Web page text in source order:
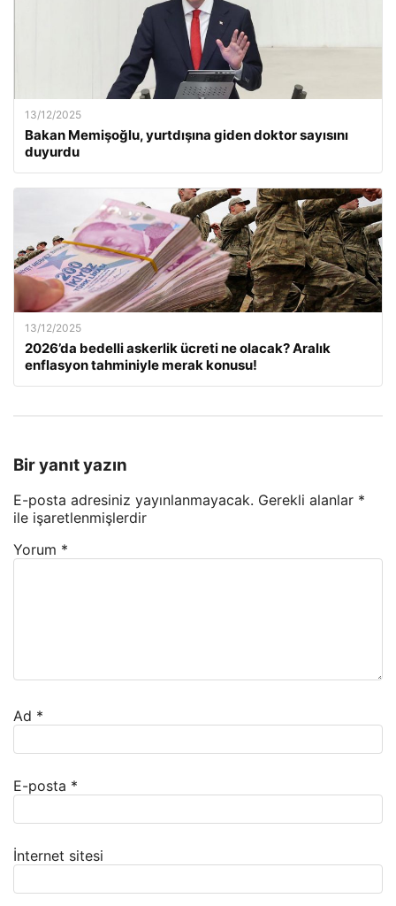
13/12/2025
Bakan Memişoğlu, yurtdışına giden doktor sayısını
duyurdu
13/12/2025
2026’da bedelli askerlik ücreti ne olacak? Aralık
enflasyon tahminiyle merak konusu!
Bir yanıt yazın
E-posta adresiniz yayınlanmayacak. Gerekli alanlar *
ile işaretlenmişlerdir
Yorum *
Ad *
E-posta *
İnternet sitesi